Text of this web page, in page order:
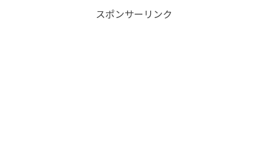
スポンサーリンク